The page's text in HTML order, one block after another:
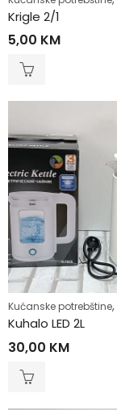
Krigle 2/1
5,00 KM
Kućanske potrebštine,
Kuhalo LED 2L
30,00 KM